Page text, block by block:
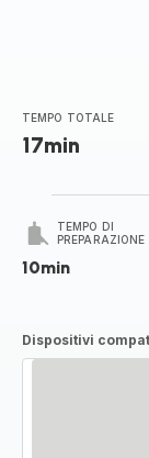
TEMPO TOTALE
17min
TEMPO DI
PREPARAZIONE
10min
Dispositivi